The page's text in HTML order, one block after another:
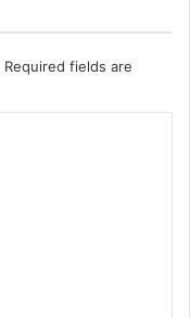
Required fields are